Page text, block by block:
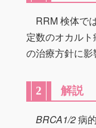
RRM 検体で
定数のオカル
の治療方針に影
2 解説
BRCA1/2病